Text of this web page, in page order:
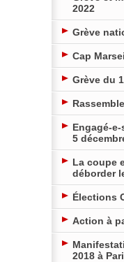
2022
Grève
Cap
Grève du
Engagé-
5
La coupe
déborder
Élections
Action à
2018 à